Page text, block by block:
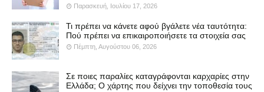
Παρασκευή, Ιουλίου 17, 2026
Τι πρέπει να κάνετε αφού βγάλετε νέα ταυτότητα:
Πού πρέπει να επικαιροποιήσετε τα στοιχεία σας
Πέμπτη, Αυγούστου 06, 2026
Σε ποιες παραλίες καταγράφονται καρχαρίες στην
Ελλάδα; Ο χάρτης που δείχνει την τοποθεσία τους